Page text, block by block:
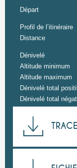
Informations
Départ
Profil de l’itinéraire
Distance
Dénivelé
Altitude minimum
Altitude maximum
Dénivelé total
Dénivelé total